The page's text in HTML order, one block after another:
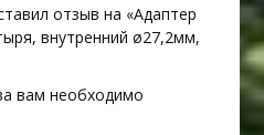
отзыв на «Адаптер
внутренний ø27,2мм,
вам необходимо